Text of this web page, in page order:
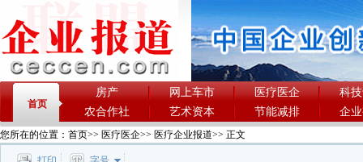
首页
房产 网上车市 医疗医企
科
农合作社
艺术资本 节能减排 企
您所在的位置： 首页>> 医疗医企>> 医疗企业报道>> 正文